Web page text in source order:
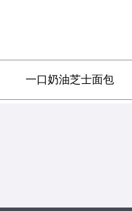
一口奶油芝士面包